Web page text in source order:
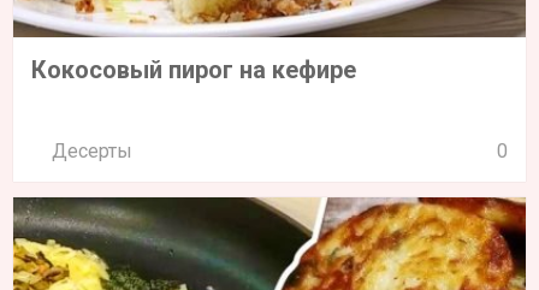
Кокосовый пирог на кефире
Десерты 0